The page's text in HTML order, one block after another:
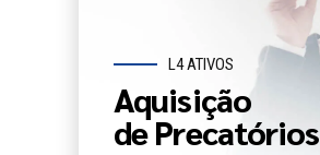
L4 ATIVOS
Aquisição
de Precatórios